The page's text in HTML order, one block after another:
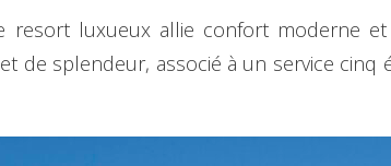
resort luxueux allie confort moderne et
de splendeur, associé à un service